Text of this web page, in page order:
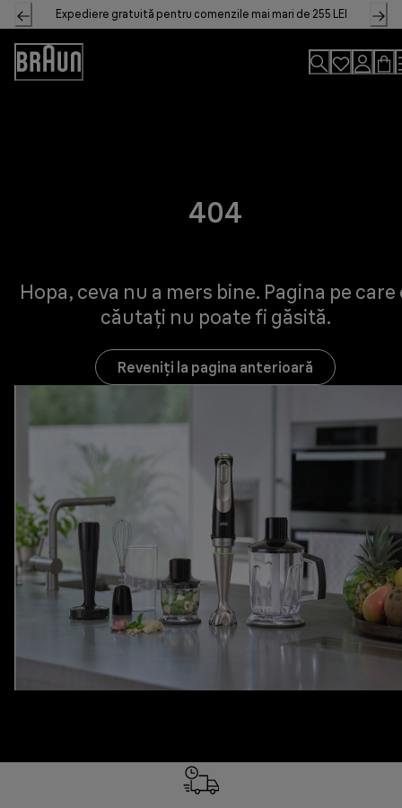
Skip
to
Content
Expediere gratuită pentru comenzile mai mari de 255 LEI
Accessibility
404
Hopa, ceva nu a mers bine. Pagina pe care
căutați nu poate fi găsită.
Reveniți la pagina anterioară